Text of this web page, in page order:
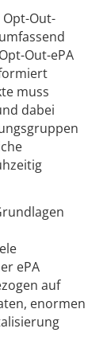
Out-
Out-ePA
muss
dabei
ePA
auf
enormen